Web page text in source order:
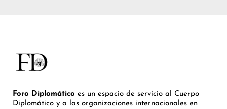
Foro Diplomático es un espacio de servicio al Cuerpo
Diplomático y a las organizaciones internacionales en